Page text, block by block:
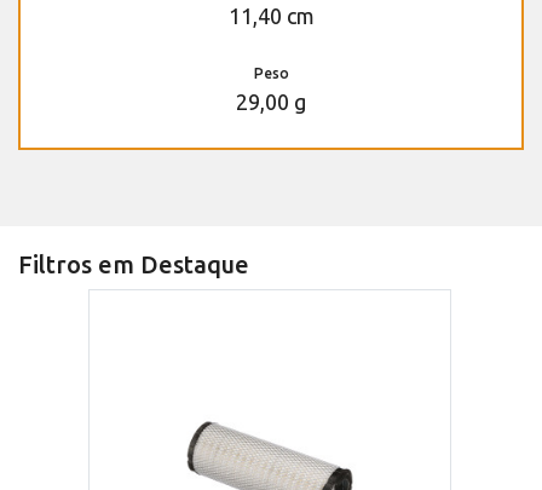
11,40 cm
Peso
29,00 g
Filtros em Destaque